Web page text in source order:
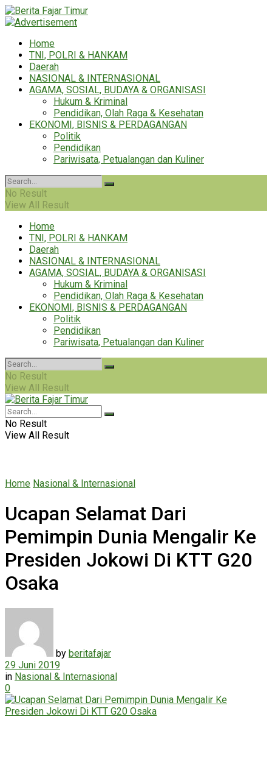
Home
TNI, POLRI & HANKAM
Daerah
NASIONAL & INTERNASIONAL
AGAMA, SOSIAL, BUDAYA & ORGANISASI
Hukum & Kriminal
Pendidikan, Olah Raga & Kesehatan
EKONOMI, BISNIS & PERDAGANGAN
Politik
Pendidikan
Pariwisata, Petualangan dan Kuliner
No Result
View All Result
Home
TNI, POLRI & HANKAM
Daerah
NASIONAL & INTERNASIONAL
AGAMA, SOSIAL, BUDAYA & ORGANISASI
Hukum & Kriminal
Pendidikan, Olah Raga & Kesehatan
EKONOMI, BISNIS & PERDAGANGAN
Politik
Pendidikan
Pariwisata, Petualangan dan Kuliner
No Result
View All Result
No Result
View All Result
Home Nasional & Internasional
Ucapan Selamat Dari
Pemimpin Dunia Mengalir Ke
Presiden Jokowi Di KTT G20
Osaka
by beritafajar
29 Juni 2019
in Nasional & Internasional
0